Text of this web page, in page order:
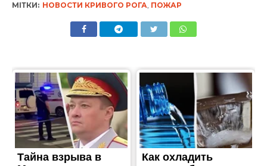
МІТКИ: НОВОСТИ КРИВОГО РОГА, ПОЖАР